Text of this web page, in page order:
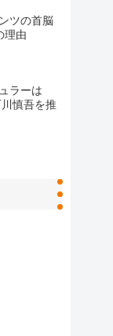
ツの首脳
理由
ラーは
慎吾を推